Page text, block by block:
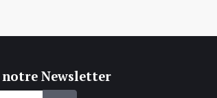
notre Newsletter